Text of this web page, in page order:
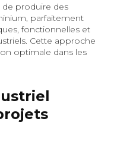
produire des
parfaitement
fonctionnelles et
Cette approche
optimale dans les